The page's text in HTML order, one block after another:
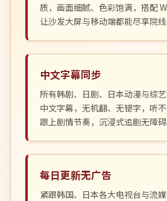
质，画面细腻、色彩饱满，搭配
让沙发大屏与移动端都能尽享院线
中文字幕同步
所有韩剧、日剧、日本动漫与综
中文字幕，无机翻、无错字，听
跟上剧情节奏，沉浸式追剧无障碍
每日更新无广告
紧跟韩国、日本各大电视台与流媒